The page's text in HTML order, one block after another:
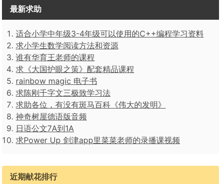
最新求助
适合小学中年级3-4年级可以使用的C++编程学习资料
求小学生数学阅读方法和资源
谁有华育王老师的课程
求《大国护眼之策》配套精品课程
rainbow magic 电子书
求陈刚千字文三极致学习法
求助各位，有没有斑马百科《伟大的发明》
神奇树屋德语版音频
日语公文7A到1A
求Power Up 剑津app里菜菜老师的录播课视频
近期献花排行